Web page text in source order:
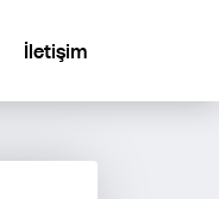
İletişim